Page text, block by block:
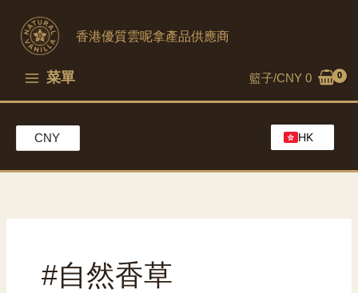
香港優質雲呢拿產品供應商
菜單 籃子/CNY 0
CNY
HK
#自然香草